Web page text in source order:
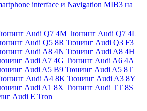
interface и Navigation MIB3 на
Audi Q7 4M Тюнинг Audi Q7 4L
Audi Q5 8R Тюнинг Audi Q3 F3
Audi A8 4N Тюнинг Audi A8 4H
Audi A7 4G Тюнинг Audi A6 4A
Audi A5 B9 Тюнинг Audi A5 8T
Audi A4 8K Тюнинг Audi A3 8Y
Audi A1 8X Тюнинг Audi TT 8S
Audi E Tron